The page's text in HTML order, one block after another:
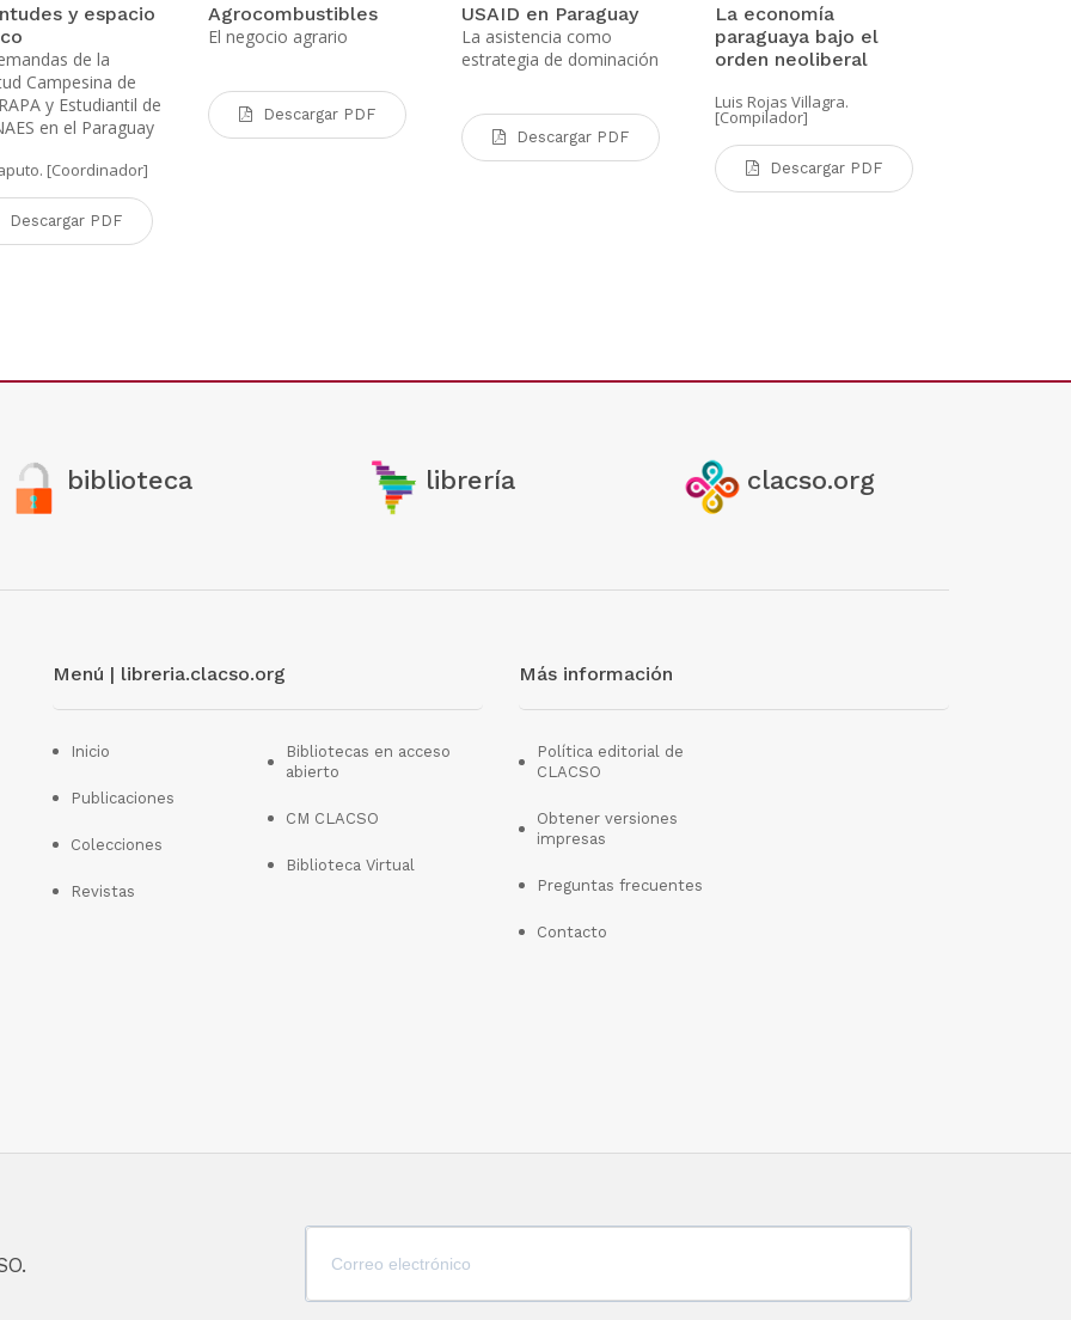
y espacio
de la
Campesina de
y Estudiantil de
en el Paraguay
[Coordinador]
Descargar PDF
Agrocombustibles
El negocio agrario
Descargar PDF
USAID en Paraguay
La asistencia como
estrategia de dominación
Descargar PDF
La economía
paraguaya bajo el
orden neoliberal
Luis Rojas Villagra.
[Compilador]
Descargar PDF
biblioteca librería clacso.org
Menú | libreria.clacso.org
Inicio
Publicaciones
Colecciones
Revistas
Bibliotecas en acceso
abierto
CM CLACSO
Biblioteca Virtual
Más información
Política editorial de
CLACSO
Obtener versiones
impresas
Preguntas frecuentes
Contacto